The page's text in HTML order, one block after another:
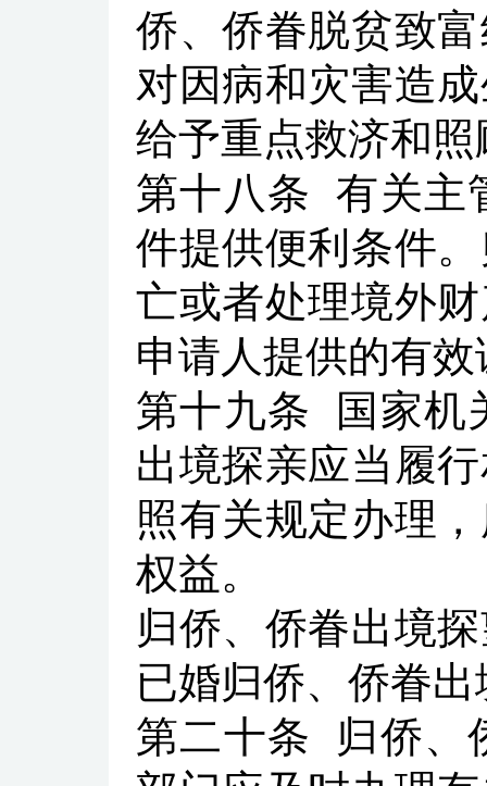
侨、侨眷脱贫致
对因病和灾害造
给予重点救济和照
第十八条
有关主
件提供便利条件
亡或者处理境外
申请人提供的有
第十九条
国家机
出境探亲应当履
照有关规定办理
权益。
归侨、侨眷出境
已婚归侨、侨眷
第二十条
归侨、